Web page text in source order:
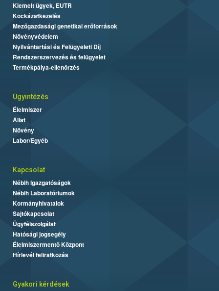
Kiemelt ügyek, EUTR
Kockázatkezelés
Mezőgazdasági genetikai erőforrások
Növényvédelem
Nyilvántartási és Felügyeleti Díj
Rendszerszervezés és felügyelet
Termékpálya-ellenőrzés
Ügyintézés
Élelmiszer
Állat
Növény
Labor/Egyéb
Kapcsolat
Nébih Igazgatóságok
Nébih Laboratóriumok
Kormányhivatalok
Sajtókapcsolat
Ügyfélszolgálat
Hatósági jogsegély
Élelmiszermentő Központ
Hírlevél feliratkozás
Gyakori kérdések